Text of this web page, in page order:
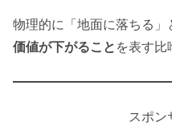
物理的に「地面に落ちる」
価値が下がること を表す比
スポン